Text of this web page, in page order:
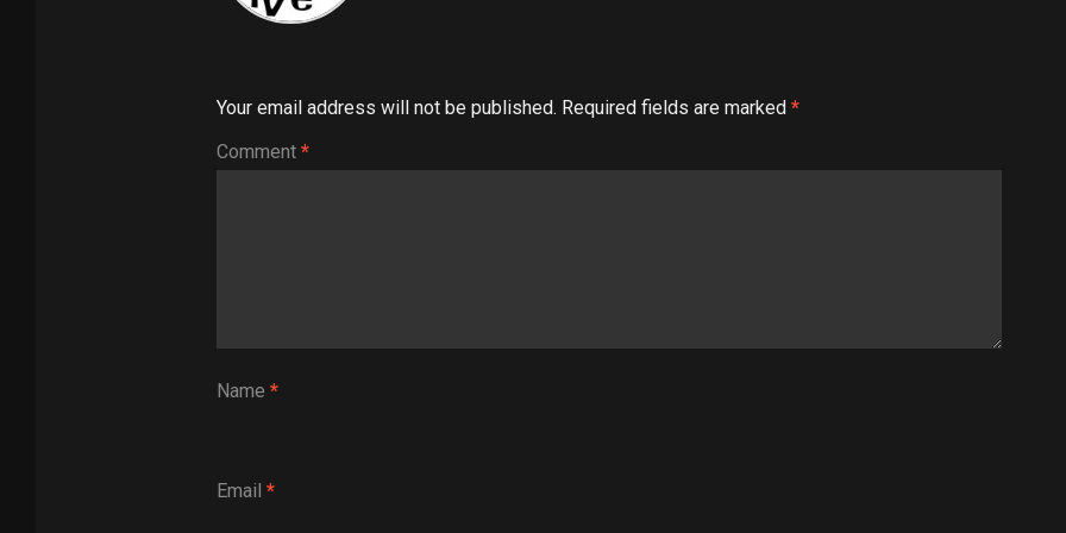
Your email address will not be published. Required fields are marked *
Comment *
Name *
Email *